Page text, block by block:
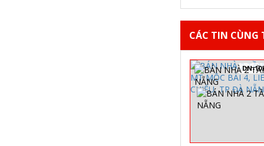
CÁC TIN CÙNG
DN-